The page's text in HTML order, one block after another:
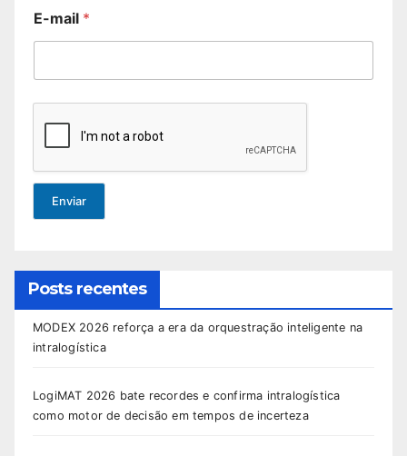
E-mail *
Enviar
Posts recentes
MODEX 2026 reforça a era da orquestração inteligente na
intralogística
LogiMAT 2026 bate recordes e confirma intralogística
como motor de decisão em tempos de incerteza